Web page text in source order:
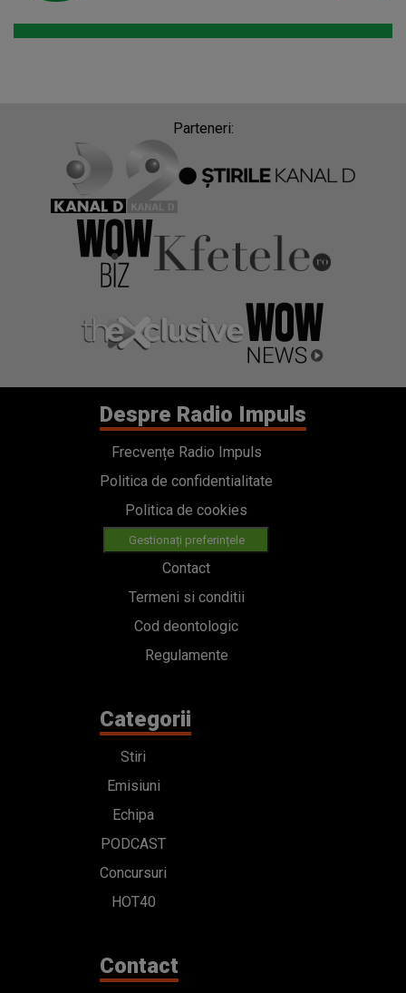
Parteneri:
Despre Radio Impuls
Frecvențe Radio Impuls
Politica de confidentialitate
Politica de cookies
Gestionați preferințele
Contact
Termeni si conditii
Cod deontologic
Regulamente
Categorii
Stiri
Emisiuni
Echipa
PODCAST
Concursuri
HOT40
Contact